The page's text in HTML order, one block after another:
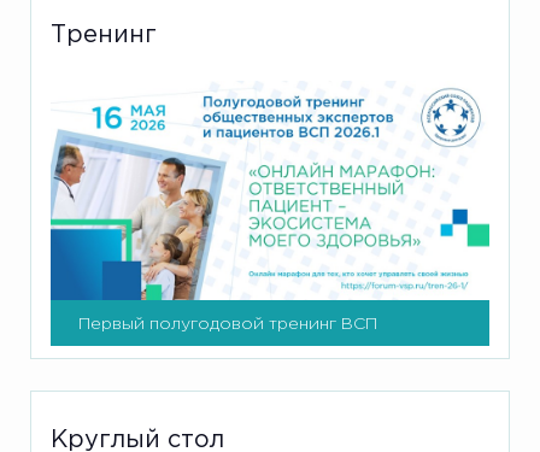
Тренинг
Первый полугодовой тренинг ВСП
Круглый стол